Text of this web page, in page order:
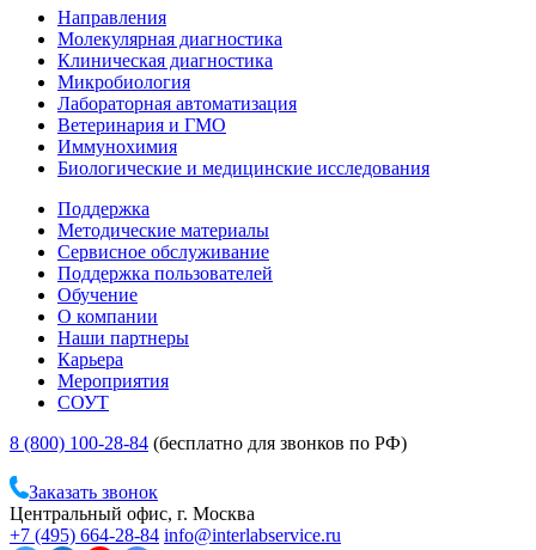
Направления
Молекулярная диагностика
Клиническая диагностика
Микробиология
Лабораторная автоматизация
Ветеринария и ГМО
Иммунохимия
Биологические и медицинские исследования
Поддержка
Методические материалы
Сервисное обслуживание
Поддержка пользователей
Обучение
О компании
Наши партнеры
Карьера
Мероприятия
СОУТ
8 (800) 100-28-84 (бесплатно для звонков по РФ)
Заказать звонок
Центральный офис, г. Москва
+7 (495) 664-28-84 info@interlabservice.ru